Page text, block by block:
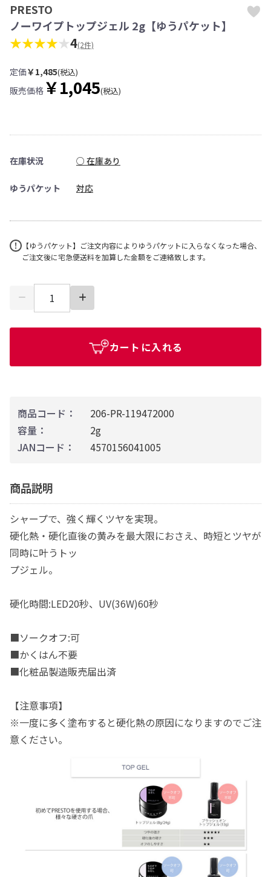
商品コード：
206-PR-119472000
容量：
2g
JANコード：
4570156041005
商品説明
シャープで、強く輝くツヤを実現。
硬化熱・硬化直後の黄みを最大限におさえ、時短とツヤが
同時に叶うトッ
プジェル。
硬化時間:LED20秒、UV(36W)60秒
■ソークオフ:可
■かくはん不要
■化粧品製造販売届出済
【注意事項】
※一度に多く塗布すると硬化熱の原因になりますのでご注
意ください。
PRESTO
ノーワイプトップジェル 2g【ゆうパケット】
★★★★★4(2件)
定価￥1,485(税込)
販売価格 ￥1,045(税込)
在庫状況 ○ 在庫あり
ゆうパケット 対応
【ゆうパケット】ご注文内容によりゆうパケットに入らなくなった場合、
ご注文後に宅急便送料を加算した金額をご連絡致します。
カートに入れる